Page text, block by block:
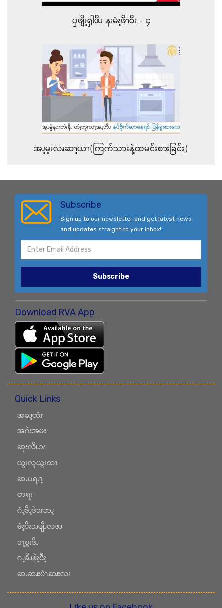
ၦဖျိၩ့ၡါဖိၪ နးမံၩ့ဖီၫဝီၩ - ၄
အၪ့မ့ၩလၧဆၫ့ယၫ(ကြက်သားနဲ့ထမင်းစားခြင်း)
Subscribe
Sign up to our newsletter and get latest news
and updates straight to your inbox!
Subscribe
Download RVA App
Quick Links
အခၪ့ထံၭ
အဂဲးအဖး
ဆုးလိၬၥၭ
ယွၩလူယွၩထၫ
ဆၧပရၧၫ့
တရၩ
ဂံၪ့ဒီၪ့ဒဲၥၭဘၪ့
မံၩ့ဎိၩၥၪဖျီၪလဖၪ
ၥၫ့ဎွၩဒိၪ
ဂၪ့ခိၪနဲၩ့ဎီၩ့
ဆၧဆၧးဎံၫဆၧးလၩ